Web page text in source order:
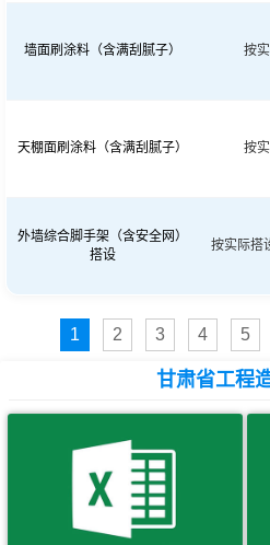
墙面刷涂料（含满刮腻子） 按
天棚面刷涂料（含满刮腻子） 按
外墙综合脚手架（含安全网）
搭设
按实际搭
1 2 3 4 5
甘肃省工程